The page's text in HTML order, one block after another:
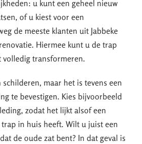
u kunt een geheel nieuw
of u kiest voor een
de meeste klanten uit Jabbeke
Hiermee kunt u de trap
volledig transformeren.
maar het is tevens een
te bevestigen. Kies bijvoorbeeld
zodat het lijkt alsof een
in huis heeft. Wilt u juist een
de oude zat bent? In dat geval is